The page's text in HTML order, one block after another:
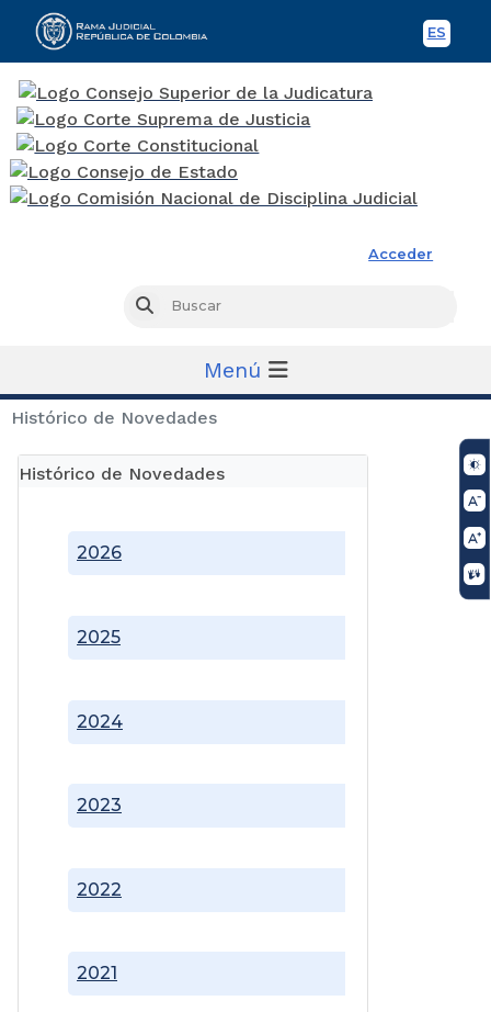
ES
Acceder
Buscar
Menú
Histórico de Novedades
Histórico de Novedades
2021
2022
2023
2024
2025
2026